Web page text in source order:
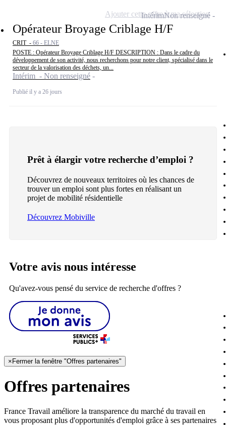
Opérateur Broyage Criblage H/F
CRIT - 66 - ELNE
POSTE : Opérateur Broyage Criblage H/F DESCRIPTION : Dans le cadre du
développement de son activité, nous recherchons pour notre client, spécialisé dans le
secteur de la valorisation des déchets, un...
Intérim - Non renseigné
Publié il y a 26 jours
IntérimNon renseigné
Ajouter cette offre à ma sélection
Prêt à élargir votre recherche d’emploi ?
Découvrez de nouveaux territoires où les chances de
trouver un emploi sont plus fortes en réalisant un
projet de mobilité résidentielle
Découvrez Mobiville
Votre avis nous intéresse
Qu'avez-vous pensé du service de recherche d'offres ?
× Fermer la fenêtre "Offres partenaires"
Offres partenaires
France Travail améliore la transparence du marché du travail en
vous proposant plus d'opportunités d'emploi grâce à ses partenaires